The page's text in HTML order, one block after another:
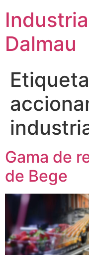
contenido
Dalmau
Gama de
de Bege